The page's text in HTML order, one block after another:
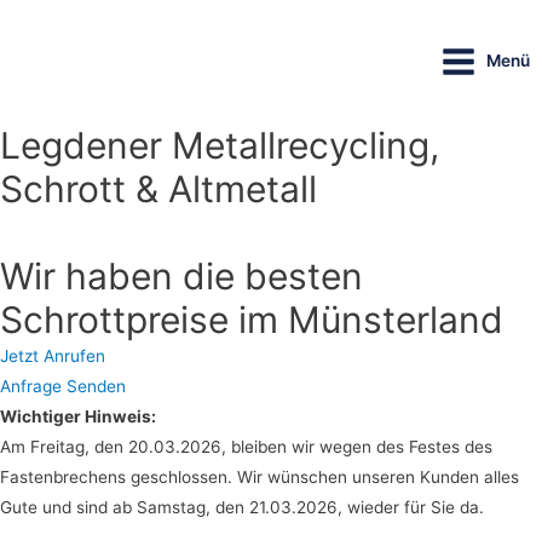
Main
Menü
Legdener Metallrecycling,
Schrott & Altmetall
Wir haben die besten
Schrottpreise im Münsterland
Jetzt Anrufen
Anfrage Senden
Wichtiger Hinweis:
Am Freitag, den 20.03.2026, bleiben wir wegen des Festes des
Fastenbrechens geschlossen. Wir wünschen unseren Kunden alles
Gute und sind ab Samstag, den 21.03.2026, wieder für Sie da.